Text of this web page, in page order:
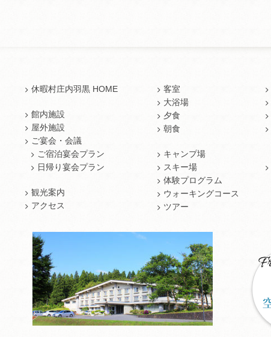
休暇村庄内羽黒 HOME
館内施設
屋外施設
ご宴会・会議
ご宿泊宴会プラン
日帰り宴会プラン
観光案内
アクセス
客室
大浴場
夕食
朝食
キャンプ場
スキー場
体験プログラム
ウォーキングコース
ツアー